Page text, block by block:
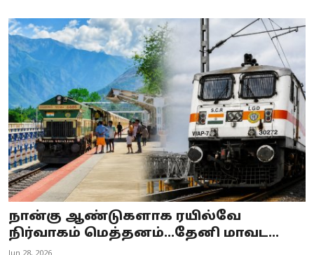
நான்கு ஆண்டுகளாக ரயில்வே
நிர்வாகம் மெத்தனம்...தேனி மாவட...